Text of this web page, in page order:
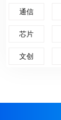
通信
芯片
文创